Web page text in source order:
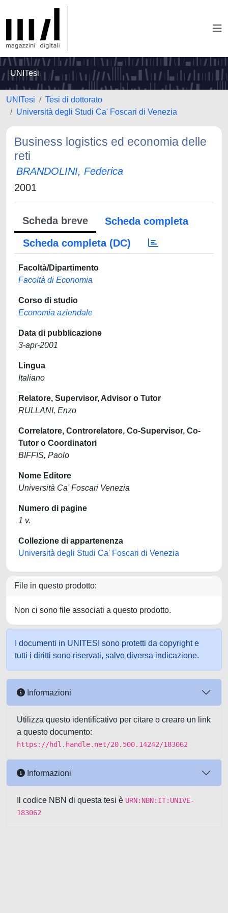
UNITesi
UNITesi
Tesi di dottorato
Università degli Studi Ca' Foscari di Venezia
Business logistics ed economia delle
reti
BRANDOLINI, Federica
2001
Scheda breve
Scheda completa
Scheda completa (DC)
Facoltà/Dipartimento
Facoltà di Economia
Corso di studio
Economia aziendale
Data di pubblicazione
3-apr-2001
Lingua
Italiano
Relatore, Supervisor, Advisor o Tutor
RULLANI, Enzo
Correlatore, Controrelatore, Co-Supervisor, Co-
Tutor o Coordinatori
BIFFIS, Paolo
Nome Editore
Università Ca' Foscari Venezia
Numero di pagine
1 v.
Collezione di appartenenza
Università degli Studi Ca' Foscari di Venezia
File in questo prodotto:
Non ci sono file associati a questo prodotto.
I documenti in UNITESI sono protetti da copyright e
tutti i diritti sono riservati, salvo diversa indicazione.
Informazioni
Utilizza questo identificativo per citare o creare un link
a questo documento:
https://hdl.handle.net/20.500.14242/183062
Informazioni
Il codice NBN di questa tesi è URN:NBN:IT:UNIVE-
183062